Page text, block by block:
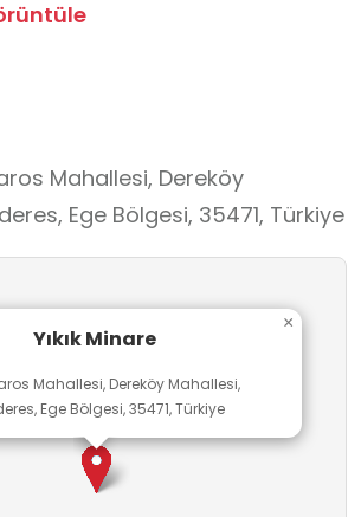
Mahallesi, Dereköy
Ege Bölgesi, 35471, Türkiye
Yıkık Minare
Mahallesi, Dereköy Mahallesi,
Ege Bölgesi, 35471, Türkiye
×